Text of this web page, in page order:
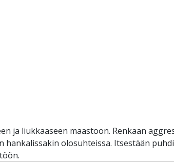
ja liukkaaseen maastoon. Renkaan
hankalissakin olosuhteissa. Itsestään